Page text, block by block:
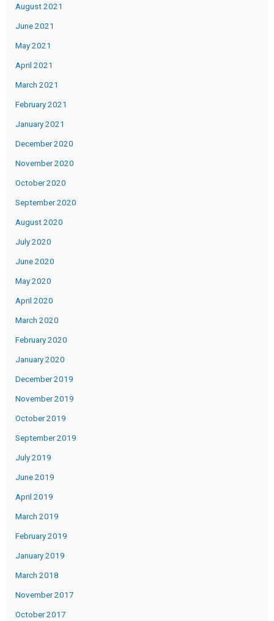
August 2021
June 2021
May 2021
April 2021
March 2021
February 2021
January 2021
December 2020
November 2020
October 2020
September 2020
August 2020
July 2020
June 2020
May 2020
April 2020
March 2020
February 2020
January 2020
December 2019
November 2019
October 2019
September 2019
July 2019
June 2019
April 2019
March 2019
February 2019
January 2019
March 2018
November 2017
October 2017